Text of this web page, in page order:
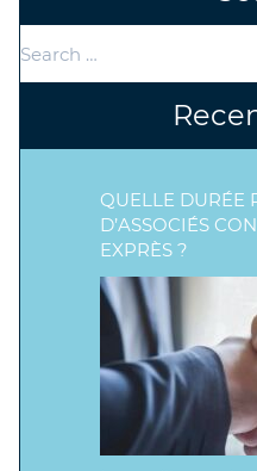
for:
QUELLE DURÉE
D’ASSOCIÉS
EXPRÈS ?